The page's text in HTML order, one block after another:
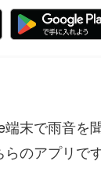
末で雨音を
のアプリです